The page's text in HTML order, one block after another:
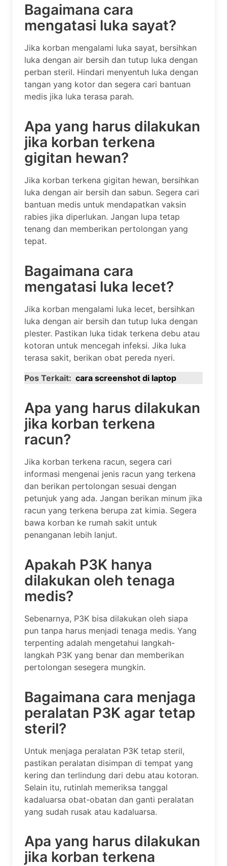
Bagaimana cara
mengatasi luka sayat?
Jika korban mengalami luka sayat, bersihkan
luka dengan air bersih dan tutup luka dengan
perban steril. Hindari menyentuh luka dengan
tangan yang kotor dan segera cari bantuan
medis jika luka terasa parah.
Apa yang harus dilakukan
jika korban terkena
gigitan hewan?
Jika korban terkena gigitan hewan, bersihkan
luka dengan air bersih dan sabun. Segera cari
bantuan medis untuk mendapatkan vaksin
rabies jika diperlukan. Jangan lupa tetap
tenang dan memberikan pertolongan yang
tepat.
Bagaimana cara
mengatasi luka lecet?
Jika korban mengalami luka lecet, bersihkan
luka dengan air bersih dan tutup luka dengan
plester. Pastikan luka tidak terkena debu atau
kotoran untuk mencegah infeksi. Jika luka
terasa sakit, berikan obat pereda nyeri.
Pos Terkait: cara screenshot di laptop
Apa yang harus dilakukan
jika korban terkena
racun?
Jika korban terkena racun, segera cari
informasi mengenai jenis racun yang terkena
dan berikan pertolongan sesuai dengan
petunjuk yang ada. Jangan berikan minum jika
racun yang terkena berupa zat kimia. Segera
bawa korban ke rumah sakit untuk
penanganan lebih lanjut.
Apakah P3K hanya
dilakukan oleh tenaga
medis?
Sebenarnya, P3K bisa dilakukan oleh siapa
pun tanpa harus menjadi tenaga medis. Yang
terpenting adalah mengetahui langkah-
langkah P3K yang benar dan memberikan
pertolongan sesegera mungkin.
Bagaimana cara menjaga
peralatan P3K agar tetap
steril?
Untuk menjaga peralatan P3K tetap steril,
pastikan peralatan disimpan di tempat yang
kering dan terlindung dari debu atau kotoran.
Selain itu, rutinlah memeriksa tanggal
kadaluarsa obat-obatan dan ganti peralatan
yang sudah rusak atau kadaluarsa.
Apa yang harus dilakukan
jika korban terkena